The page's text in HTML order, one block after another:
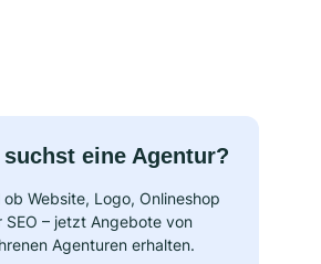
suchst eine Agentur?
ob Website, Logo, Onlineshop
SEO – jetzt Angebote von
Agenturen erhalten.